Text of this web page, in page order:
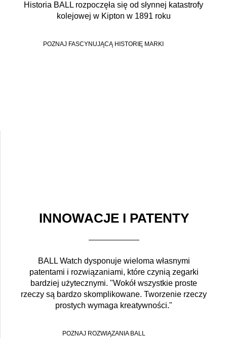
Historia BALL rozpoczęła się od słynnej katastrofy
kolejowej w Kipton w 1891 roku
POZNAJ FASCYNUJĄCĄ HISTORIĘ MARKI
INNOWACJE I PATENTY
BALL Watch dysponuje wieloma własnymi
patentami i rozwiązaniami, które czynią zegarki
bardziej użytecznymi. "Wokół wszystkie proste
rzeczy są bardzo skomplikowane. Tworzenie rzeczy
prostych wymaga kreatywności."
POZNAJ ROZWIĄZANIA BALL